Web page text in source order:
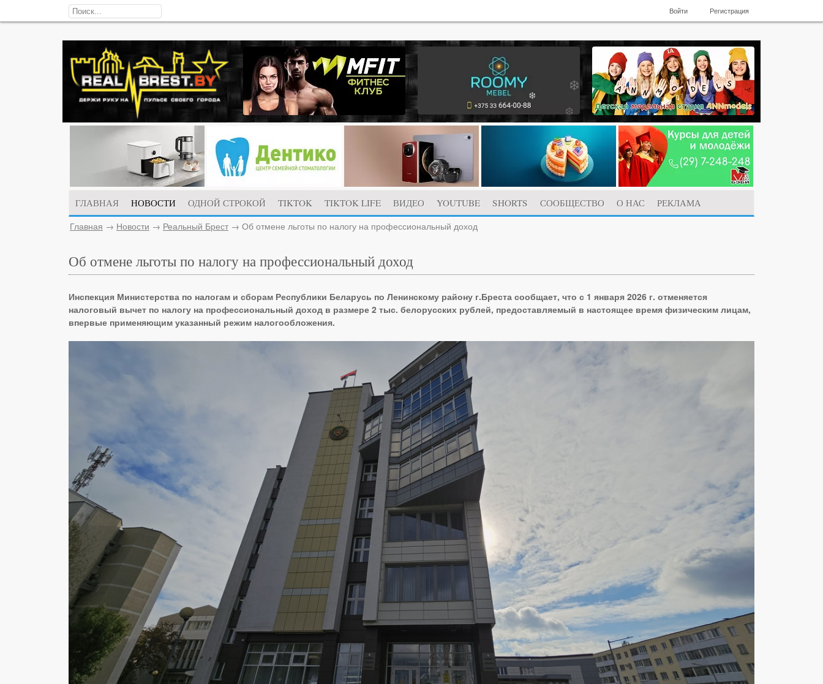
Войти Регистрация
ГЛАВНАЯ НОВОСТИ ОДНОЙ СТРОКОЙ TIKTOK TIKTOK LIFE ВИДЕО YOUTUBE SHORTS СООБЩЕСТВО О НАС
РЕКЛАМА
Главная → Новости → Реальный Брест → Об отмене льготы по налогу на профессиональный доход
Об отмене льготы по налогу на профессиональный доход
Инспекция Министерства по налогам и сборам Республики Беларусь по Ленинскому району г.Бреста сообщает, что с 1 января 2026 г. отменяется
налоговый вычет по налогу на профессиональный доход в размере 2 тыс. белорусских рублей, предоставляемый в настоящее время физическим лицам,
впервые применяющим указанный режим налогообложения.